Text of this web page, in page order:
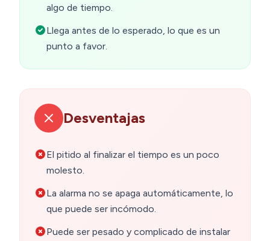
algo de tiempo.
Llega antes de lo esperado, lo que es un
punto a favor.
Desventajas
El pitido al finalizar el tiempo es un poco
molesto.
La alarma no se apaga automáticamente, lo
que puede ser incómodo.
Puede ser pesado y complicado de instalar